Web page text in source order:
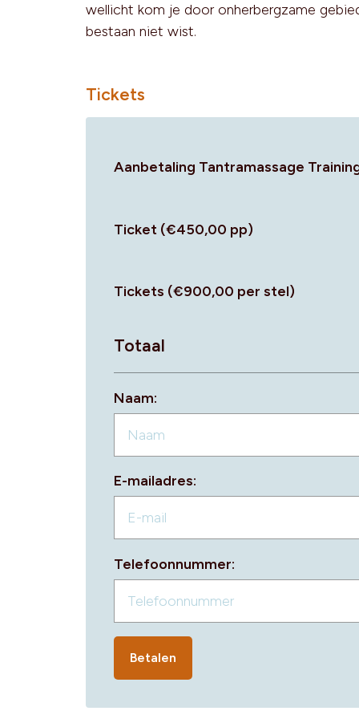
wellicht kom je door onherbergzame
bestaan niet wist.
Tickets
Aanbetaling Tantramassage
Ticket (€450,00 pp)
Tickets (€900,00 per stel)
Totaal
Naam:
E-mailadres:
Telefoonnummer:
Betalen